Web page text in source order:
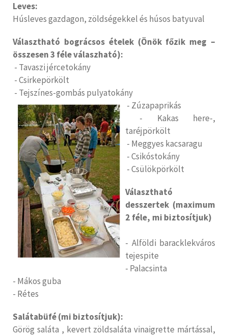
Leves:
Húsleves gazdagon, zöldségekkel és húsos batyuval
Választható bográcsos ételek (Önök főzik meg –
összesen 3 féle válaszható):
- Tavaszi jércetokány
- Csirkepörkölt
- Tejszínes-gombás pulyatokány
- Zúzapaprikás
- Kakas here-,
taréjpörkölt
- Meggyes kacsaragu
- Csikóstokány
- Csülökpörkölt
Választható
desszertek (maximum
2 féle, mi biztosítjuk)
- Alföldi baracklekváros
tejespite
- Palacsinta
- Mákos guba
- Rétes
Salátabüfé (mi biztosítjuk):
Görög saláta , kevert zöldsaláta vinaigrette mártással,